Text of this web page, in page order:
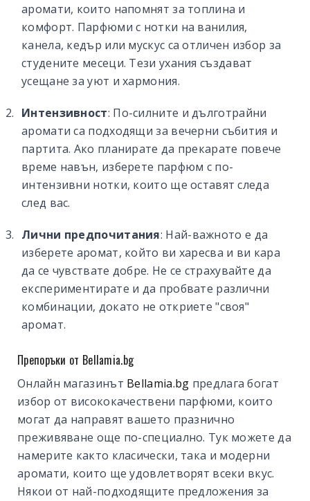
аромати, които напомнят за топлина и
комфорт. Парфюми с нотки на ванилия,
канела, кедър или мускус са отличен избор за
студените месеци. Тези ухания създават
усещане за уют и хармония.
Интензивност: По-силните и дълготрайни
аромати са подходящи за вечерни събития и
партита. Ако планирате да прекарате повече
време навън, изберете парфюм с по-
интензивни нотки, които ще оставят следа
след вас.
Лични предпочитания: Най-важното е да
изберете аромат, който ви харесва и ви кара
да се чувствате добре. Не се страхувайте да
експериментирате и да пробвате различни
комбинации, докато не откриете "своя"
аромат.
Препоръки от Bellamia.bg
Онлайн магазинът Bellamia.bg предлага богат
избор от висококачествени парфюми, които
могат да направят вашето празнично
преживяване още по-специално. Тук можете да
намерите както класически, така и модерни
аромати, които ще удовлетворят всеки вкус.
Някои от най-подходящите предложения за